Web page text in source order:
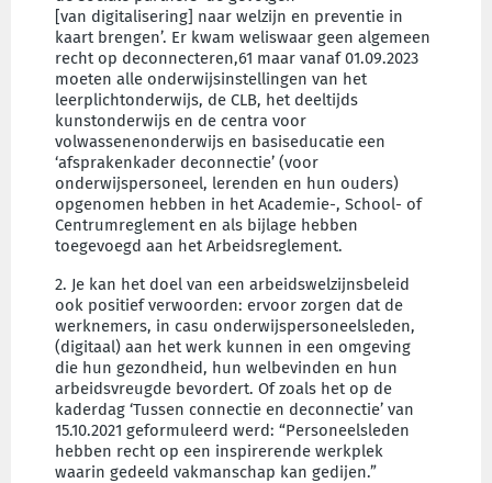
[van digitalisering] naar welzijn en preventie in
kaart brengen’. Er kwam weliswaar geen algemeen
recht op deconnecteren,61 maar vanaf 01.09.2023
moeten alle onderwijsinstellingen van het
leerplichtonderwijs, de CLB, het deeltijds
kunstonderwijs en de centra voor
volwassenenonderwijs en basiseducatie een
‘afsprakenkader deconnectie’ (voor
onderwijspersoneel, lerenden en hun ouders)
opgenomen hebben in het Academie-, School- of
Centrumreglement en als bijlage hebben
toegevoegd aan het Arbeidsreglement.
2. Je kan het doel van een arbeidswelzijnsbeleid
ook positief verwoorden: ervoor zorgen dat de
werknemers, in casu onderwijspersoneelsleden,
(digitaal) aan het werk kunnen in een omgeving
die hun gezondheid, hun welbevinden en hun
arbeidsvreugde bevordert. Of zoals het op de
kaderdag ‘Tussen connectie en deconnectie’ van
15.10.2021 geformuleerd werd: “Personeelsleden
hebben recht op een inspirerende werkplek
waarin gedeeld vakmanschap kan gedijen.”